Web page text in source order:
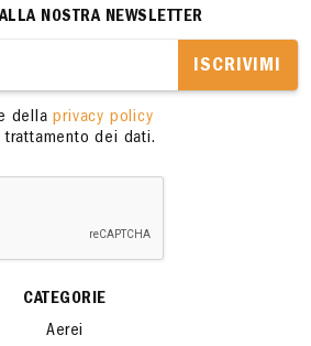
NOSTRA NEWSLETTER
ISCRIVIMI
dellaprivacy policy
CATEGORIE